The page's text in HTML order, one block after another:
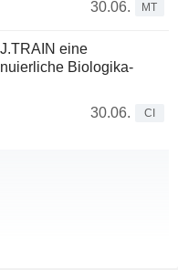
30.06.
MT
eine
Biologika-
30.06.
CI